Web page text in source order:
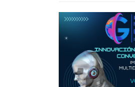
Barra
lateral
del
artículo